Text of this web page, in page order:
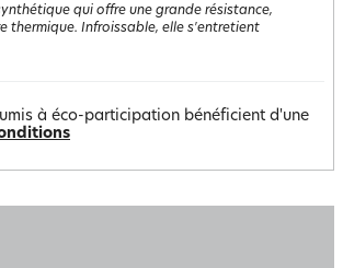
qui offre une grande résistance,
thermique. Infroissable, elle s'entretient
à éco-participation bénéficient d'une